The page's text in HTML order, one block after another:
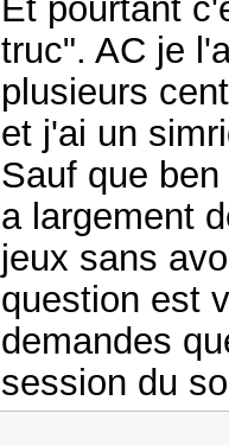
Et pourtant
truc". AC je
plusieurs
et j'ai un
Sauf que
a largement
jeux sans
question est
demandes
session du